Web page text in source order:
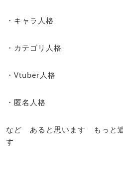
・キャラ人格
・カテゴリ人格
・Vtuber人格
・匿名人格
など あると思います もっと
す